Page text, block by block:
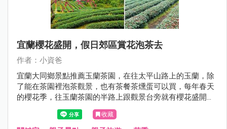
宜蘭櫻花盛開，假日郊區賞花泡茶去
作者：小資爸
宜蘭大同鄉景點推薦玉蘭茶園，在往太平山路上的玉蘭，除
了能在茶園裡泡茶觀景，也有茶餐茶燻蛋可以買，每年春天
的櫻花季，往玉蘭茶園的半路上跟觀景台旁就有櫻花盛開，
搭配茶園翠綠的風貌，景色秀麗! 很適合過年期間及假日來
此品茗，搭配附近的崙埤河濱公園，就是很棒的宜蘭走春半
收藏